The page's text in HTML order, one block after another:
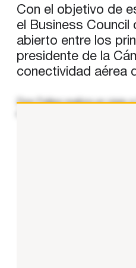
Con el objetivo de
el Business
abierto entre los
presidente de la
conectividad aérea
Don Felipe realiza un viaje